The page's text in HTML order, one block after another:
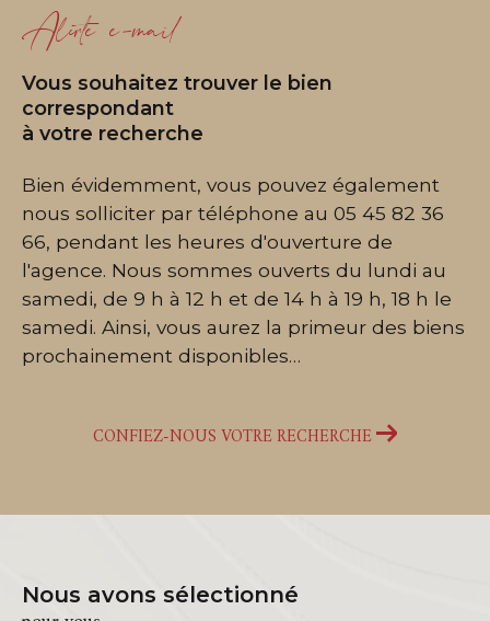
Alerte e-mail
Vous souhaitez trouver le bien
correspondant
à votre recherche
Bien évidemment, vous pouvez également
nous solliciter par téléphone au 05 45 82 36
66, pendant les heures d'ouverture de
l'agence. Nous sommes ouverts du lundi au
samedi, de 9 h à 12 h et de 14 h à 19 h, 18 h le
samedi. Ainsi, vous aurez la primeur des biens
prochainement disponibles…
CONFIEZ-NOUS VOTRE RECHERCHE
Nous avons sélectionné